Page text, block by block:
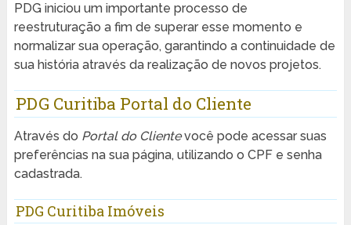
PDG iniciou um importante processo de
reestruturação a fim de superar esse momento e
normalizar sua operação, garantindo a continuidade de
sua história através da realização de novos projetos.
PDG Curitiba Portal do Cliente
Através do Portal do Clientevocê pode acessar suas
preferências na sua página, utilizando o CPF e senha
cadastrada.
PDG Curitiba Imóveis